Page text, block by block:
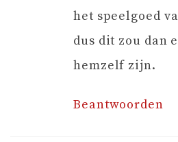
het speelgoed
dus dit zou dan
hemzelf zijn.
Beantwoorden